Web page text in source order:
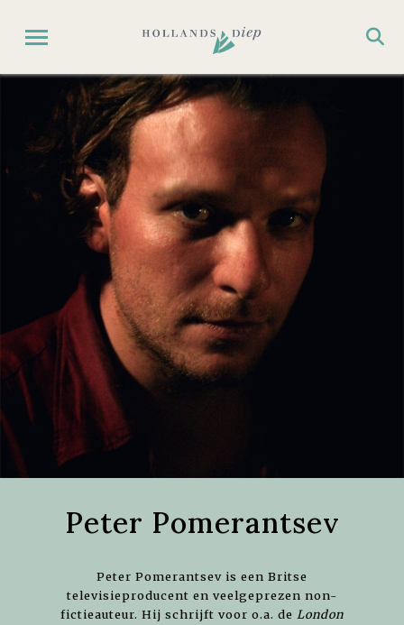
Peter Pomerantsev
Peter Pomerantsev is een Britse
televisieproducent en veelgeprezen non-
fictieauteur. Hij schrijft voor o.a. de London